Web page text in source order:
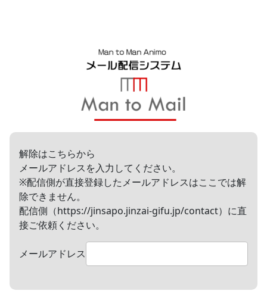
解除はこちらから
メールアドレスを入力してください。
※配信側が直接登録したメールアドレスはここでは解
除できません。
配信側（https://jinsapo.jinzai-gifu.jp/contact）に直
接ご依頼ください。
メールアドレス